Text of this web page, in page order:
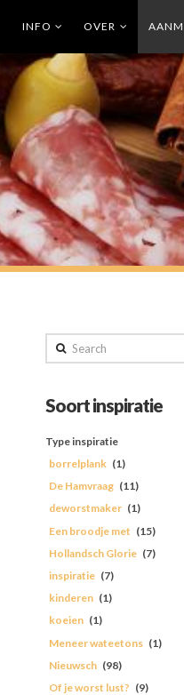
INFO OVER
Search
Soort inspiratie
Type inspiratie
borrelplank (1)
De Hamvraag (11)
deworstmaker (1)
Een broodje met (15)
Hollandsch Glorie (7)
inspiratie (7)
kinderen (1)
koeien (1)
Meneer wateetons (1)
Nieuwsch (98)
Of je worst lust? (9)